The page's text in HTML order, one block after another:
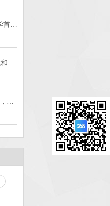
俞敏洪对话Minerva大学首届学生，都说了些啥?
如何来做教育学习方式和教学方式
在线教育APP迅速增长，单向机械灌输不等同个性化教育